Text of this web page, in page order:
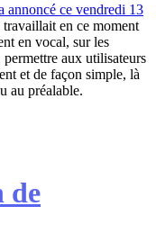
annoncé ce vendredi 13
travaillait en ce moment
en vocal, sur les
aux utilisateurs
et de façon simple, là
au préalable.
de